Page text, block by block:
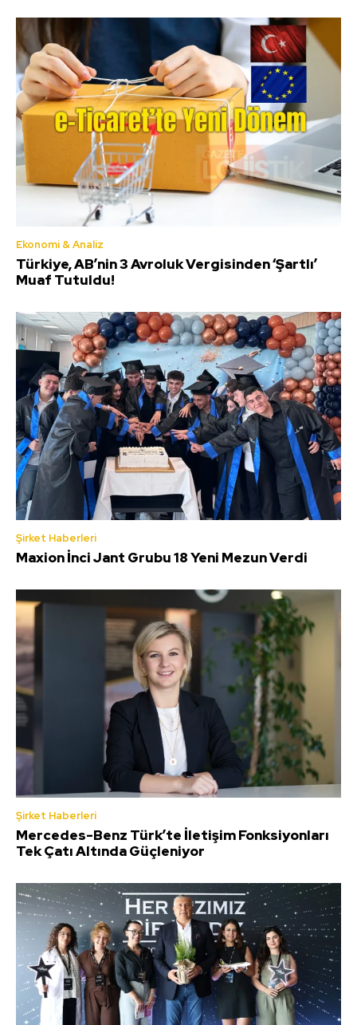
Ekonomi & Analiz
Türkiye, AB’nin 3 Avroluk Vergisinden ‘Şartlı’
Muaf Tutuldu!
Şirket Haberleri
Maxion İnci Jant Grubu 18 Yeni Mezun Verdi
Şirket Haberleri
Mercedes-Benz Türk’te İletişim Fonksiyonları
Tek Çatı Altında Güçleniyor